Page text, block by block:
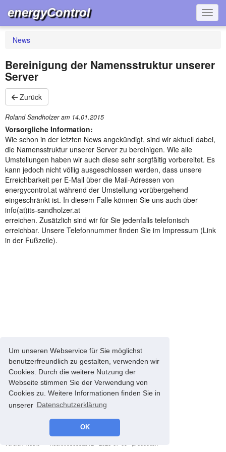
Um unseren Webservice für Sie möglichst
benutzerfreundlich zu gestalten, verwenden wir
Cookies. Durch die weitere Nutzung der
Webseite stimmen Sie der Verwendung von
Cookies zu. Weitere Informationen finden Sie in
unserer Datenschutzerklärung
OK
energyControl
News
Bereinigung der Namensstruktur unserer
Server
Zurück
Roland Sandholzer am 14.01.2015
Vorsorgliche Information:
Wie schon in der letzten News angekündigt, sind wir aktuell dabei,
die Namensstruktur unserer Server zu bereinigen. Wie alle
Umstellungen haben wir auch diese sehr sorgfältig vorbereitet. Es
kann jedoch nicht völlig ausgeschlossen werden, dass unsere
Erreichbarkeit per E-Mail über die Mail-Adressen von
energycontrol.at während der Umstellung vorübergehend
eingeschränkt ist. In diesem Falle können Sie uns auch über
info(at)its-sandholzer.at
erreichen. Zusätzlich sind wir für Sie jedenfalls telefonisch
erreichbar. Unsere Telefonnummer finden Sie im Impressum (Link
in der Fußzeile).
© 2008-2026 energyControl -Impressum-Datenschutz